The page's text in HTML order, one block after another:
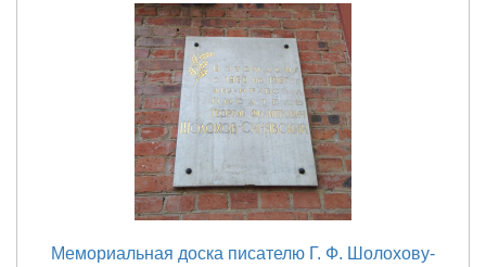
Мемориальная доска писателю Г. Ф. Шолохову-